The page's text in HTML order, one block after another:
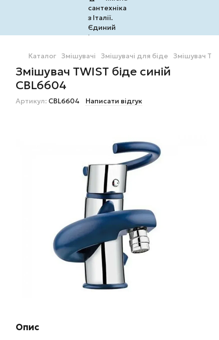
Каталог Змішувачі Змішувачі для біде Змішувач
Змішувач TWIST біде синій
CBL6604
Артикул: CBL6604 Написати відгук
Опис